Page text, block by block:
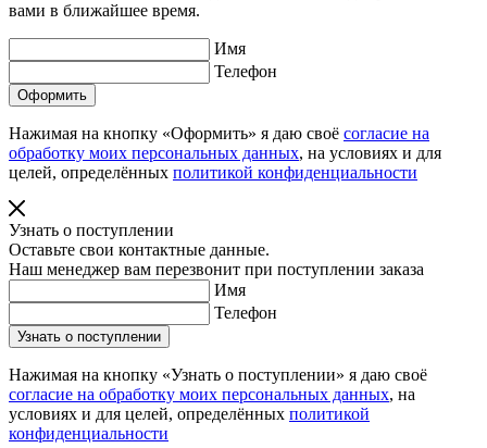
вами в ближайшее время.
Имя
Телефон
Нажимая на кнопку «Оформить» я даю своё согласие на
обработку моих персональных данных, на условиях и для
целей, определённых политикой конфиденциальности
Узнать о поступлении
Оставьте свои контактные данные.
Наш менеджер вам перезвонит при поступлении заказа
Имя
Телефон
Нажимая на кнопку «Узнать о поступлении» я даю своё
согласие на обработку моих персональных данных, на
условиях и для целей, определённых политикой
конфиденциальности